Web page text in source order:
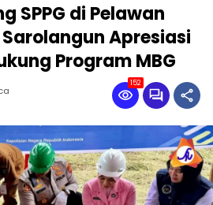
SPPG di Pelawan
Apresiasi
Program MBG
152